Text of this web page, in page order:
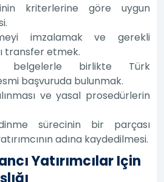
kriterlerine göre uygun
imzalamak ve gerekli
transfer etmek.
belgelerle birlikte Türk
başvuruda bulunmak.
ve yasal prosedürlerin
sürecinin bir parçası
adına kaydedilmesi.
Yatırımcılar Için